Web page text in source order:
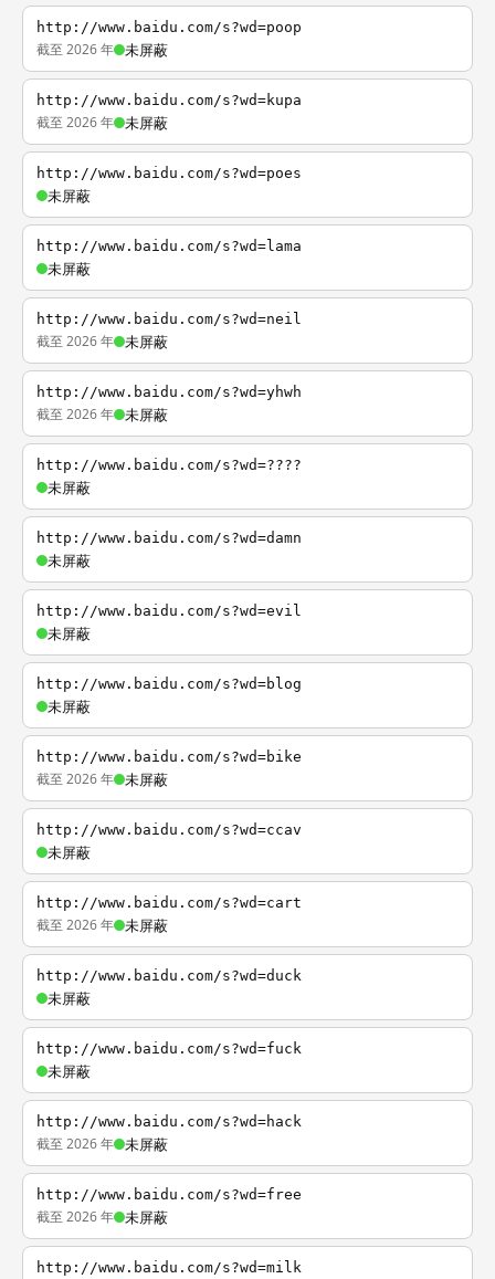
http://www.baidu.com/s?wd=poop
截至 2026 年 未屏蔽
http://www.baidu.com/s?wd=kupa
截至 2026 年 未屏蔽
http://www.baidu.com/s?wd=poes
未屏蔽
http://www.baidu.com/s?wd=lama
未屏蔽
http://www.baidu.com/s?wd=neil
截至 2026 年 未屏蔽
http://www.baidu.com/s?wd=yhwh
截至 2026 年 未屏蔽
http://www.baidu.com/s?wd=????
未屏蔽
http://www.baidu.com/s?wd=damn
未屏蔽
http://www.baidu.com/s?wd=evil
未屏蔽
http://www.baidu.com/s?wd=blog
未屏蔽
http://www.baidu.com/s?wd=bike
截至 2026 年 未屏蔽
http://www.baidu.com/s?wd=ccav
未屏蔽
http://www.baidu.com/s?wd=cart
截至 2026 年 未屏蔽
http://www.baidu.com/s?wd=duck
未屏蔽
http://www.baidu.com/s?wd=fuck
未屏蔽
http://www.baidu.com/s?wd=hack
截至 2026 年 未屏蔽
http://www.baidu.com/s?wd=free
截至 2026 年 未屏蔽
http://www.baidu.com/s?wd=milk